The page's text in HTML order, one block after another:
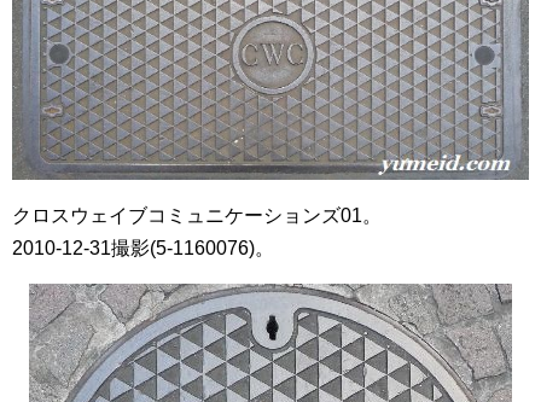
クロスウェイブコミュニケーションズ01。
2010-12-31撮影(5-1160076)。